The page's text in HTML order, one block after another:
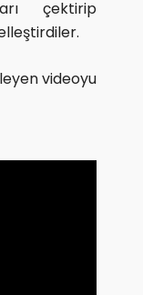
çektirip
videoyu